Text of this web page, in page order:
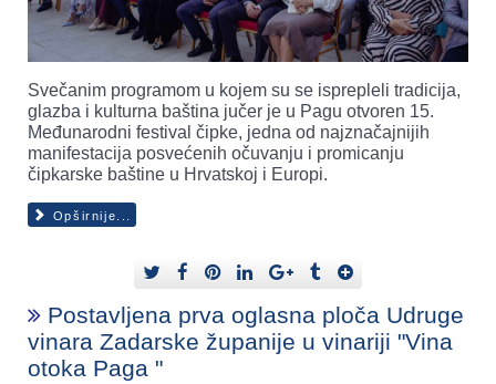
Svečanim programom u kojem su se isprepleli tradicija,
glazba i kulturna baština jučer je u Pagu otvoren 15.
Međunarodni festival čipke, jedna od najznačajnijih
manifestacija posvećenih očuvanju i promicanju
čipkarske baštine u Hrvatskoj i Europi.
Opširnije...
Postavljena prva oglasna ploča Udruge
vinara Zadarske županije u vinariji "Vina
otoka Paga "